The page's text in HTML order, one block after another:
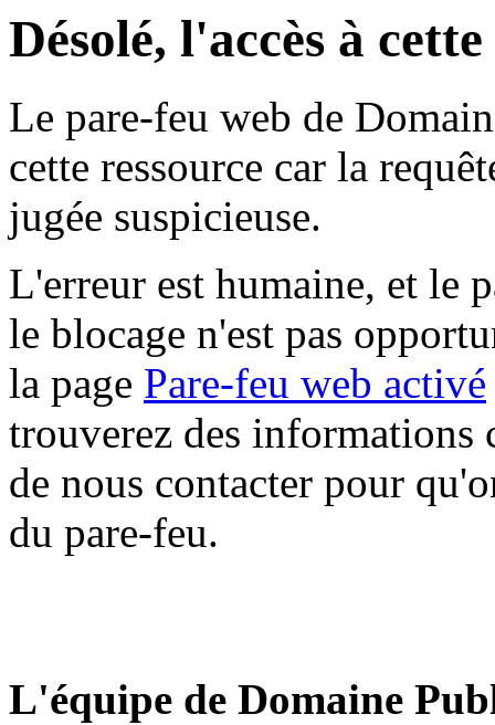
Désolé, l'accès à
Le pare-feu web de
cette ressource car la
jugée suspicieuse.
L'erreur est humaine, et le
le blocage n'est pas
la page Pare-feu web activé
trouverez des informations
de nous contacter pour
du pare-feu.
L'équipe de Domaine